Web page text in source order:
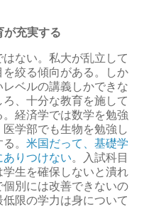
が充実する
ない。私大が乱立して
絞る傾向がある。しか
ベルの講義しかできな
、十分な教育を施して
経済学では数学を勉強
学部でも生物を勉強し
。 米国だって、基礎学
りつけない。入試科目
生を確保しないと潰れ
別には改善できないの
限の学力は身について